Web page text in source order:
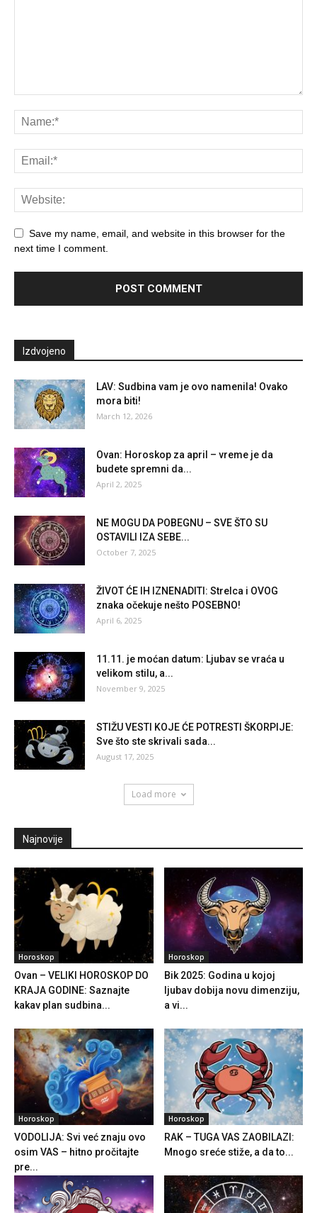
Save my name, email, and website in this browser for the
next time I comment.
Izdvojeno
LAV: Sudbina vam je ovo namenila! Ovako
mora biti!
March 12, 2026
Ovan: Horoskop za april – vreme je da
budete spremni da...
April 2, 2025
NE MOGU DA POBEGNU – SVE ŠTO SU
OSTAVILI IZA SEBE...
October 7, 2025
ŽIVOT ĆE IH IZNENADITI: Strelca i OVOG
znaka očekuje nešto POSEBNO!
April 6, 2025
11.11. je moćan datum: Ljubav se vraća u
velikom stilu, a...
November 9, 2025
STIŽU VESTI KOJE ĆE POTRESTI ŠKORPIJE:
Sve što ste skrivali sada...
August 17, 2025
Load more
Najnovije
Horoskop
Ovan – VELIKI HOROSKOP DO
KRAJA GODINE: Saznajte
kakav plan sudbina...
Horoskop
Bik 2025: Godina u kojoj
ljubav dobija novu dimenziju,
a vi...
Horoskop
VODOLIJA: Svi već znaju ovo
osim VAS – hitno pročitajte
pre...
Horoskop
RAK – TUGA VAS ZAOBILAZI:
Mnogo sreće stiže, a da to...